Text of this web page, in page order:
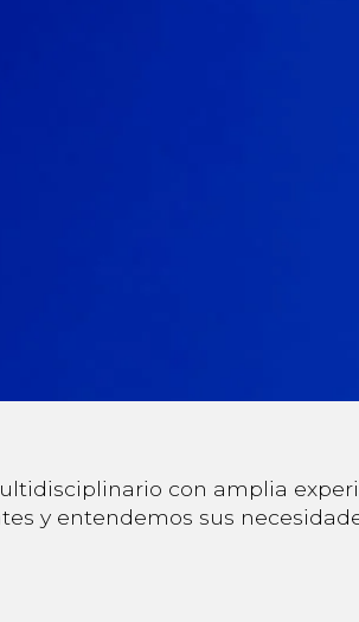
con amplia
y entendemos sus